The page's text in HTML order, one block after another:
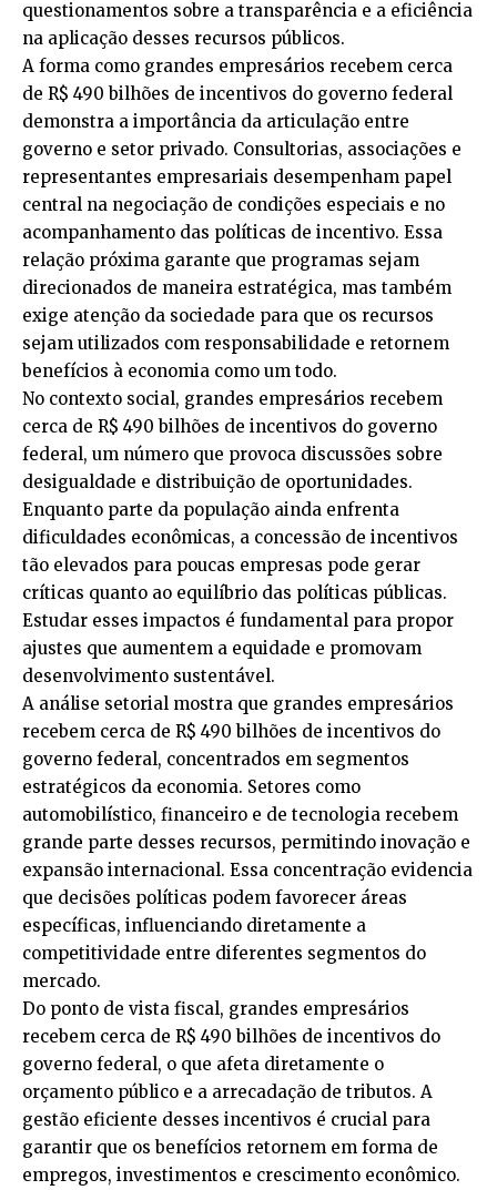
questionamentos sobre a transparência e a eficiência
na aplicação desses recursos públicos.
A forma como grandes empresários recebem cerca
de R$ 490 bilhões de incentivos do governo federal
demonstra a importância da articulação entre
governo e setor privado. Consultorias, associações e
representantes empresariais desempenham papel
central na negociação de condições especiais e no
acompanhamento das políticas de incentivo. Essa
relação próxima garante que programas sejam
direcionados de maneira estratégica, mas também
exige atenção da sociedade para que os recursos
sejam utilizados com responsabilidade e retornem
benefícios à economia como um todo.
No contexto social, grandes empresários recebem
cerca de R$ 490 bilhões de incentivos do governo
federal, um número que provoca discussões sobre
desigualdade e distribuição de oportunidades.
Enquanto parte da população ainda enfrenta
dificuldades econômicas, a concessão de incentivos
tão elevados para poucas empresas pode gerar
críticas quanto ao equilíbrio das políticas públicas.
Estudar esses impactos é fundamental para propor
ajustes que aumentem a equidade e promovam
desenvolvimento sustentável.
A análise setorial mostra que grandes empresários
recebem cerca de R$ 490 bilhões de incentivos do
governo federal, concentrados em segmentos
estratégicos da economia. Setores como
automobilístico, financeiro e de tecnologia recebem
grande parte desses recursos, permitindo inovação e
expansão internacional. Essa concentração evidencia
que decisões políticas podem favorecer áreas
específicas, influenciando diretamente a
competitividade entre diferentes segmentos do
mercado.
Do ponto de vista fiscal, grandes empresários
recebem cerca de R$ 490 bilhões de incentivos do
governo federal, o que afeta diretamente o
orçamento público e a arrecadação de tributos. A
gestão eficiente desses incentivos é crucial para
garantir que os benefícios retornem em forma de
empregos, investimentos e crescimento econômico.